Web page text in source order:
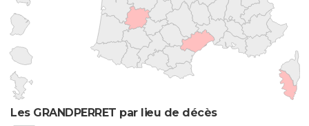
Les GRANDPERRET par lieu de décès